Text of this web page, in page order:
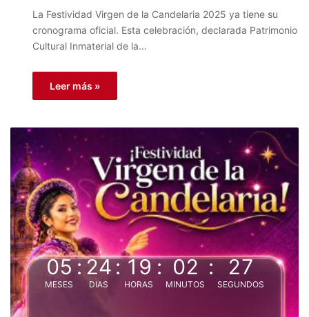
La Festividad Virgen de la Candelaria 2025 ya tiene su
cronograma oficial. Esta celebración, declarada Patrimonio
Cultural Inmaterial de la…
Leer más »
05
MESES
:24
DIAS
:19
HORAS
: 02
MINUTOS
: 26
SEGUNDOS